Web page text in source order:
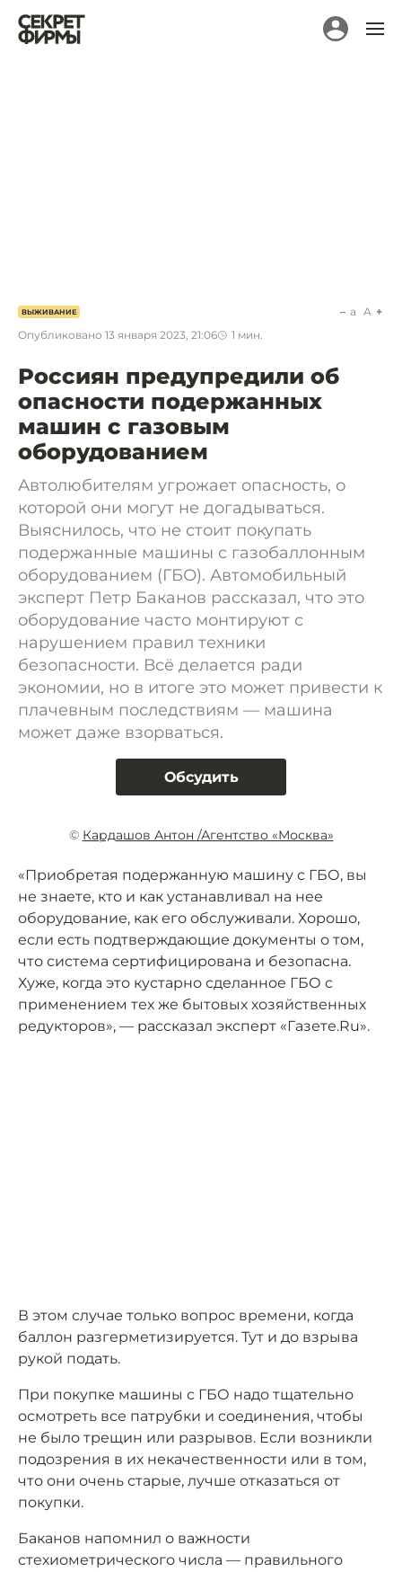
ВЫЖИВАНИЕ
Опубликовано 13 января 2023, 21:06 1 мин.
a A
Россиян предупредили об
опасности подержанных
машин с газовым
оборудованием
Автолюбителям угрожает опасность, о
которой они могут не догадываться.
Выяснилось, что не стоит покупать
подержанные машины с газобаллонным
оборудованием (ГБО). Автомобильный
эксперт Петр Баканов рассказал, что это
оборудование часто монтируют с
нарушением правил техники
безопасности. Всё делается ради
экономии, но в итоге это может привести к
плачевным последствиям — машина
может даже взорваться.
Обсудить
© Кардашов Антон /Агентство «Москва»
«Приобретая подержанную машину с ГБО, вы
не знаете, кто и как устанавливал на нее
оборудование, как его обслуживали. Хорошо,
если есть подтверждающие документы о том,
что система сертифицирована и безопасна.
Хуже, когда это кустарно сделанное ГБО с
применением тех же бытовых хозяйственных
редукторов», — рассказал эксперт «Газете.Ru».
В этом случае только вопрос времени, когда
баллон разгерметизируется. Тут и до взрыва
рукой подать.
При покупке машины с ГБО надо тщательно
осмотреть все патрубки и соединения, чтобы
не было трещин или разрывов. Если возникли
подозрения в их некачественности или в том,
что они очень старые, лучше отказаться от
покупки.
Баканов напомнил о важности
стехиометрического числа — правильного